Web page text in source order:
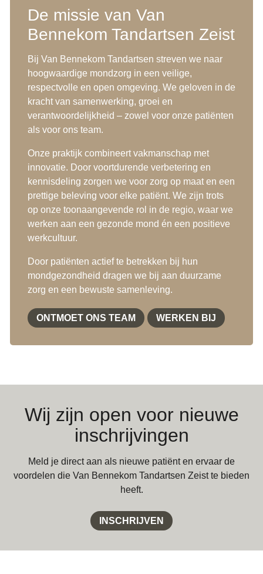
De missie van Van
Bennekom Tandartsen Zeist
Bij Van Bennekom Tandartsen streven we naar
hoogwaardige mondzorg in een veilige,
respectvolle en open omgeving. We geloven in de
kracht van samenwerking, groei en
verantwoordelijkheid – zowel voor onze patiënten
als voor ons team.
Onze praktijk combineert vakmanschap met
innovatie. Door voortdurende verbetering en
kennisdeling zorgen we voor zorg op maat en een
prettige beleving voor elke patiënt. We zijn trots
op onze toonaangevende rol in de regio, waar we
werken aan een gezonde mond én een positieve
werkcultuur.
Door patiënten actief te betrekken bij hun
mondgezondheid dragen we bij aan duurzame
zorg en een bewuste samenleving.
ONTMOET ONS TEAM WERKEN BIJ
Wij zijn open voor nieuwe
inschrijvingen
Meld je direct aan als nieuwe patiënt en ervaar de
voordelen die Van Bennekom Tandartsen Zeist te bieden
heeft.
INSCHRIJVEN